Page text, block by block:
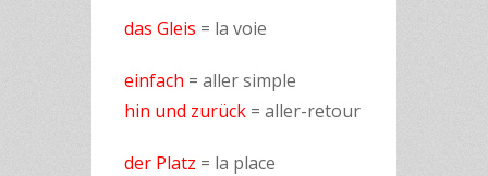
das Gleis = la voie
einfach = aller simple
hin und zurück = aller-retour
der Platz = la place